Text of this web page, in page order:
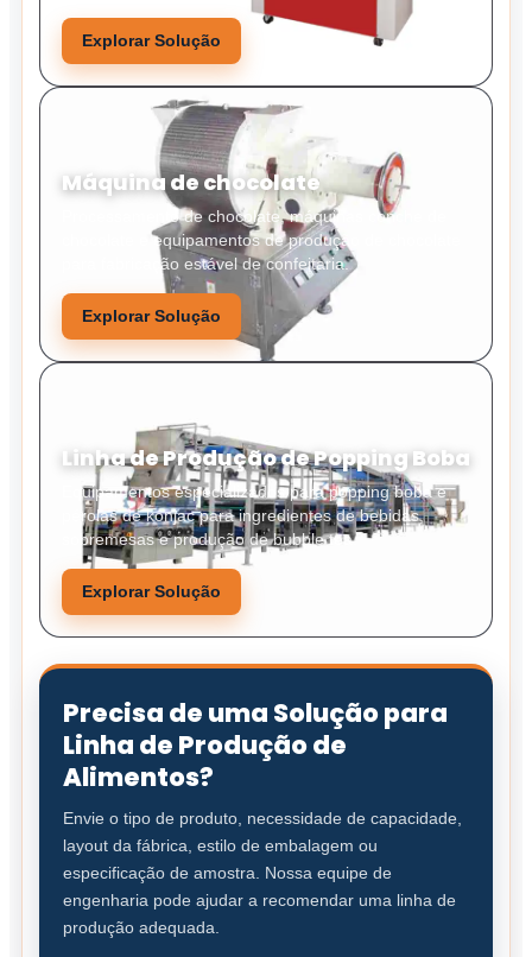
Explorar Solução
Máquina de chocolate
Processamento de chocolate, máquinas conche de
chocolate e equipamentos de produção de chocolate
para fabricação estável de confeitaria.
Explorar Solução
Linha de Produção de Popping Boba
Equipamentos especializados para popping boba e
pérolas de konjac para ingredientes de bebidas,
sobremesas e produção de bubble tea.
Explorar Solução
Precisa de uma Solução para
Linha de Produção de
Alimentos?
Envie o tipo de produto, necessidade de capacidade,
layout da fábrica, estilo de embalagem ou
especificação de amostra. Nossa equipe de
engenharia pode ajudar a recomendar uma linha de
produção adequada.